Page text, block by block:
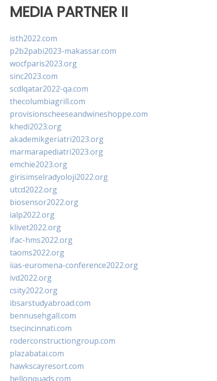
MEDIA PARTNER II
isth2022.com
p2b2pabi2023-makassar.com
wocfparis2023.org
sinc2023.com
scdlqatar2022-qa.com
thecolumbiagrill.com
provisionscheeseandwineshoppe.com
khedi2023.org
akademikgeriatri2023.org
marmarapediatri2023.org
emchie2023.org
girisimselradyoloji2022.org
utcd2022.org
biosensor2022.org
ialp2022.org
klivet2022.org
ifac-hms2022.org
taoms2022.org
iias-euromena-conference2022.org
ivd2022.org
csity2022.org
ibsarstudyabroad.com
bennusehgall.com
tsecincinnati.com
roderconstructiongroup.com
plazabatai.com
hawkscayresort.com
hellonquads.com